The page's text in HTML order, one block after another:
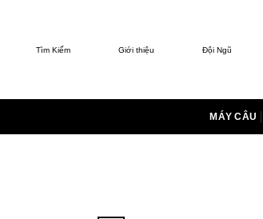
Tìm Kiếm Giới thiệu Đội Ngũ
MÁY CÂU